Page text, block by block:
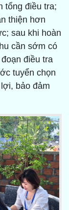
tổng điều tra;
thiện hơn
sau khi hoàn
cần sớm có
điều tra
tuyển chọn
bảo đảm